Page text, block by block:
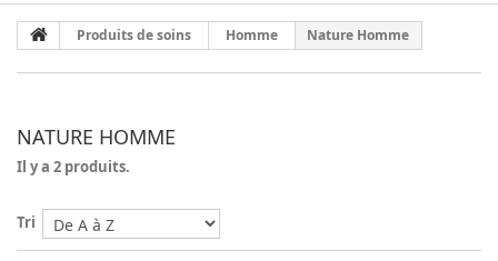
Produits de soins Homme Nature Homme
NATURE HOMME
Il y a 2 produits.
Tri